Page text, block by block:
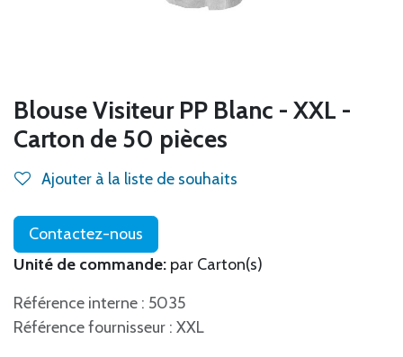
Blouse Visiteur PP Blanc - XXL -
Carton de 50 pièces
Ajouter à la liste de souhaits
Contactez-nous
Unité de commande: par Carton(s)
Référence interne : 5035
Référence fournisseur : XXL